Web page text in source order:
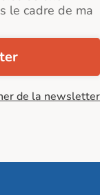
le cadre de ma
de la newsletter